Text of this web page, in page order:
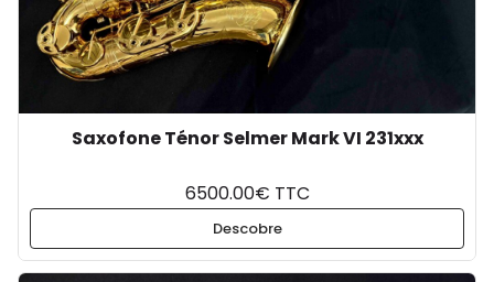
Saxofone Ténor Selmer Mark VI 231xxx
6500.00€ TTC
Descobre